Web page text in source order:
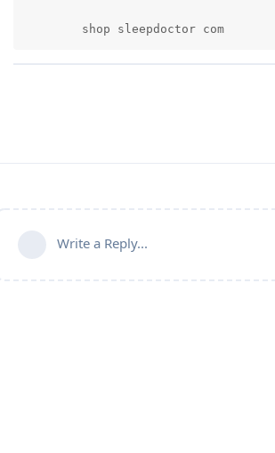
shop sleepdoctor
Write a Reply...